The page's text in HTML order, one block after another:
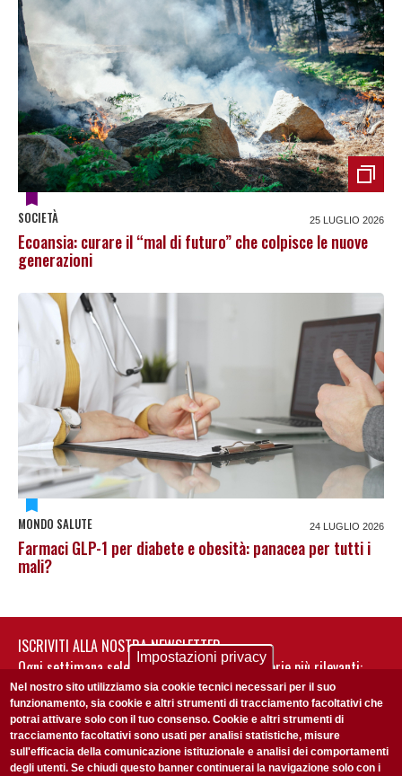
SOCIETÀ 25 LUGLIO 2026
Ecoansia: curare il “mal di futuro” che colpisce le nuove
generazioni
MONDO SALUTE 24 LUGLIO 2026
Farmaci GLP-1 per diabete e obesità: panacea per tutti i
mali?
ISCRIVITI ALLA NOSTRA NEWSLETTER
Ogni settimana selezioniamo per te nostre storie più rilevanti:
non perderti gli aggiornamenti della nostra newsletter
Impostazioni privacy
Nel nostro sito utilizziamo sia cookie tecnici necessari per il suo
funzionamento, sia cookie e altri strumenti di tracciamento facoltativi che
potrai attivare solo con il tuo consenso. Cookie e altri strumenti di
tracciamento facoltativi sono usati per analisi statistiche, misure
sull'efficacia della comunicazione istituzionale e analisi dei comportamenti
degli utenti. Se chiudi questo banner continuerai la navigazione solo con i